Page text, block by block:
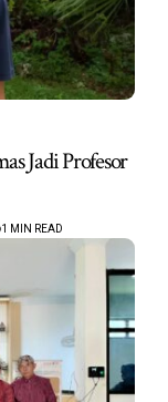
Jadi Profesor
1 MIN READ